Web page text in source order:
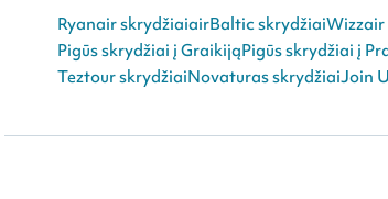
Ryanair skrydžiaiairBaltic skrydžiaiWizzair
Pigūs skrydžiai į GraikijąPigūs skrydžiai į
Teztour skrydžiaiNovaturas skrydžiaiJoin